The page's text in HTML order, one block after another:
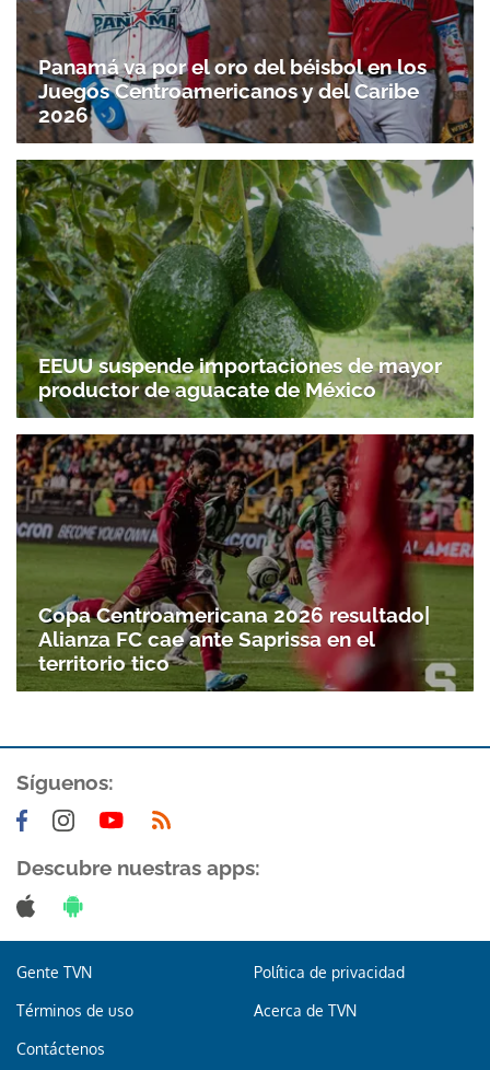
Panamá va por el oro del béisbol en los
Juegos Centroamericanos y del Caribe
2026
EEUU suspende importaciones de mayor
productor de aguacate de México
Copa Centroamericana 2026 resultado|
Alianza FC cae ante Saprissa en el
territorio tico
Síguenos:
Descubre nuestras apps:
Gente TVN Política de privacidad
Términos de uso Acerca de TVN
Contáctenos